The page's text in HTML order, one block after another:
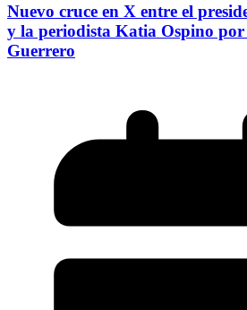
Nuevo cruce en X entre el
y la periodista Katia Ospino por
Guerrero